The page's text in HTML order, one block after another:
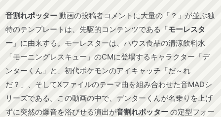
音割れポッター 動画の投稿者コメントに大量の「？」が並ぶ独
特のテンプレートは、先駆的コンテンツである「モーレスタ
ー 」に由来する。モーレスターは、ハウス食品の清涼飲料水
「モーニングレスキュー」のCMに登場するキャラクター「デ
ンターくん」と、初代ポケモンのアイキャッチ「だ～れ
だ？」、そしてXファイルのテーマ曲を組み合わせた音MADシ
リーズである。この動画の中で、デンターくんが名乗りを上げ
ずに突然の爆音を浴びせる演出が音割れポッター の定型フォー